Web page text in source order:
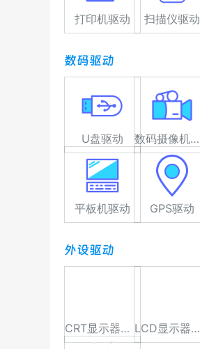
打印机驱动 扫描仪驱动
数码驱动
U盘驱动 数码摄像机驱动
平板机驱动 GPS驱动
外设驱动
CRT显示器驱动 LCD显示器驱动